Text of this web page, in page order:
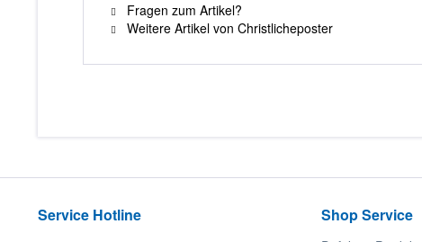
Fragen zum Artikel?
Weitere Artikel von Christlicheposter
Service Hotline Shop Service